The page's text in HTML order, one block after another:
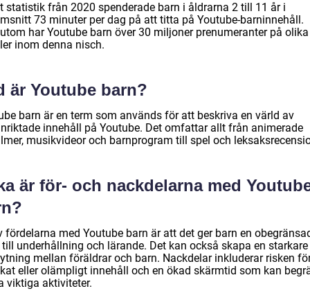
statistik från 2020 spenderade barn i åldrarna 2 till 11 år i
73 minuter per dag på att titta på Youtube-barninnehåll.
har Youtube barn över 30 miljoner prenumeranter på olika
inom denna nisch.
är Youtube barn?
barn är en term som används för att beskriva en värld av
innehåll på Youtube. Det omfattar allt från animerade
musikvideor och barnprogram till spel och
är för- och nackdelarna med
fördelarna med Youtube barn är att det ger barn en
underhållning och lärande. Det kan också skapa en starkare
mellan föräldrar och barn. Nackdelar inkluderar risken
eller olämpligt innehåll och en ökad skärmtid som kan
viktiga aktiviteter.